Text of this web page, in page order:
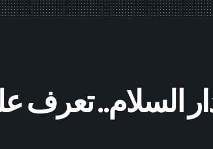
دار السلام.. تعرف